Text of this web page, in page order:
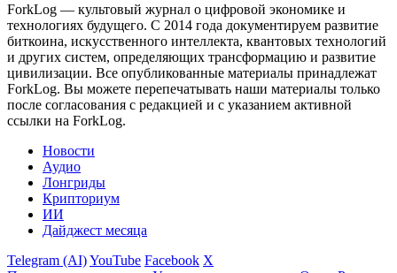
ForkLog — культовый журнал о цифровой экономике и
технологиях будущего. С 2014 года документируем развитие
биткоина, искусственного интеллекта, квантовых технологий
и других систем, определяющих трансформацию и развитие
цивилизации. Все опубликованные материалы принадлежат
ForkLog. Вы можете перепечатывать наши материалы только
после согласования с редакцией и с указанием активной
ссылки на ForkLog.
Новости
Аудио
Лонгриды
Крипториум
ИИ
Дайджест месяца
Telegram (AI)YouTube Facebook X